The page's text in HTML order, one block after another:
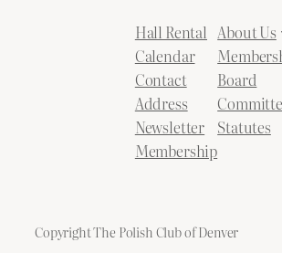
Hall Rental
Calendar
Contact
Address
Newsletter
Membership
About Us
Board
Statutes
Copyright The Polish Club of Denver